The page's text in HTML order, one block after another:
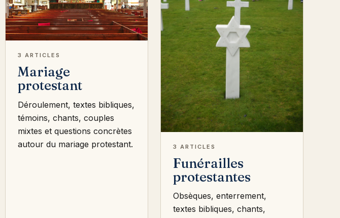
3 ARTICLES
Mariage
protestant
Déroulement, textes bibliques,
témoins, chants, couples
mixtes et questions concrètes
autour du mariage protestant.
3 ARTICLES
Funérailles
protestantes
Obsèques, enterrement,
textes bibliques, chants,